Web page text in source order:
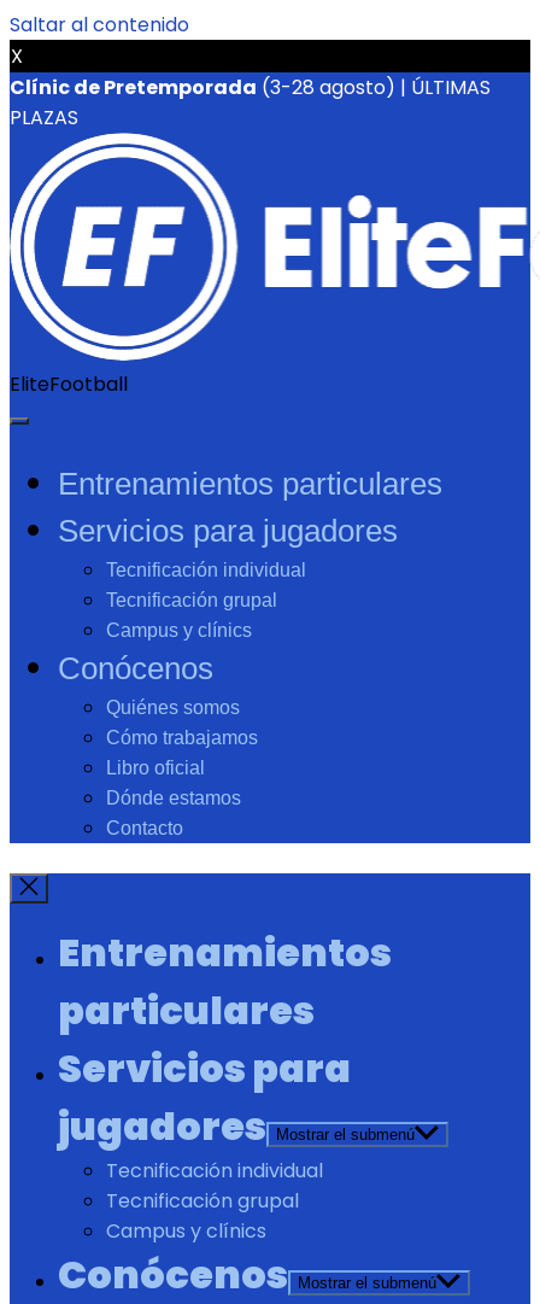
Saltar al contenido
X
Clínic de Pretemporada (3-28 agosto) | ÚLTIMAS
PLAZAS
EliteFootball
Entrenamientos particulares
Servicios para jugadores
Tecnificación individual
Tecnificación grupal
Campus y clínics
Conócenos
Quiénes somos
Cómo trabajamos
Libro oficial
Dónde estamos
Contacto
Entrenamientos
particulares
Servicios para
jugadores
Mostrar el submenú
Tecnificación individual
Tecnificación grupal
Campus y clínics
Conócenos Mostrar el submenú